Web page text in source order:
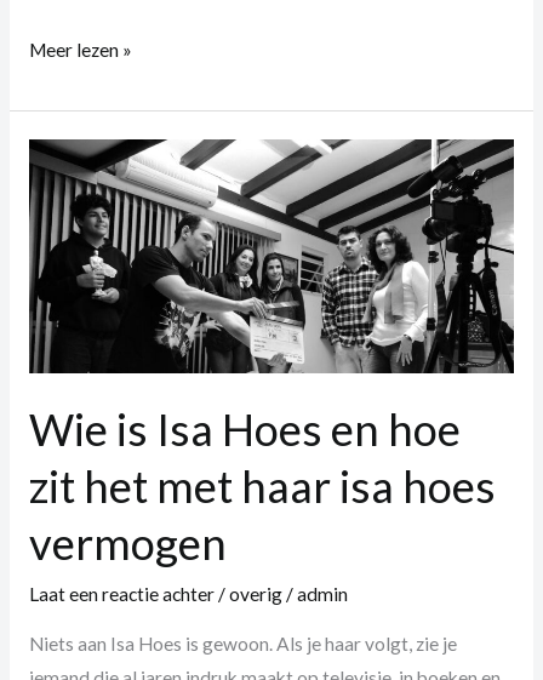
Meer lezen »
Wie is Isa Hoes en hoe
zit het met haar isa hoes
vermogen
Laat een reactie achter/overig/admin
Niets aan Isa Hoes is gewoon. Als je haar volgt, zie je
Wie
is
Isa
Hoes
en
hoe
zit
met
isa
vermogen